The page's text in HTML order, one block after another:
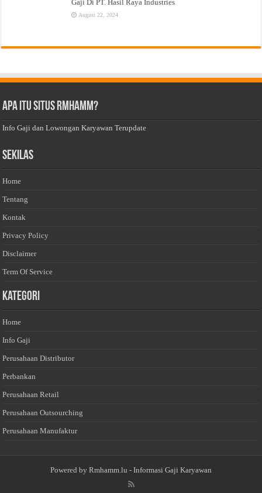
Gaji Di PT. Hasil Raya Industries
August 22, 2024
Apa Itu Situs Rmhamm?
Info Gaji dan Lowongan Karyawan Terupdate
Sekilas
Home
Tentang
Kontak
Privacy Policy
Disclaimer
Term Of Service
Kategori
Home
Info Gaji
Perusahaan Distributor
Perbankan
Perusahaan Retail
Perusahaan Outsourching
Perusahaan Manufaktur
Powered by Rmhamm.lu - Informasi Gaji Karyawan